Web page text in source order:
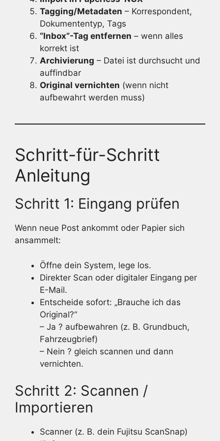
Tagging/Metadaten – Korrespondent,
Dokumententyp, Tags
“Inbox”-Tag entfernen – wenn alles
korrekt ist
Archivierung – Datei ist durchsucht und
auffindbar
Original vernichten (wenn nicht
aufbewahrt werden muss)
Schritt-für-Schritt
Anleitung
Schritt 1: Eingang prüfen
Wenn neue Post ankommt oder Papier sich
ansammelt:
Öffne dein System, lege los.
Direkter Scan oder digitaler Eingang per
E-Mail.
Entscheide sofort: „Brauche ich das
Original?“
– Ja ? aufbewahren (z. B. Grundbuch,
Fahrzeugbrief)
– Nein ? gleich scannen und dann
vernichten.
Schritt 2: Scannen /
Importieren
Scanner (z. B. dein Fujitsu ScanSnap)